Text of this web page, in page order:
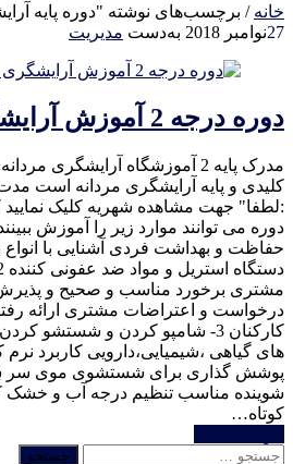
خانه / برچسب‌های نوشته "دوره پایه
27نوامبر 2018 به‌دست مدیریت
دوره درجه 2 آموزش آرایشگری مردانه
:لطفا" جهت مشاهده شهریه کلیک نمایید
حفاظت و بهداشت فردی آشنایی با انواع
مشتری برخورد مناسب و صحیح و
درخواست و اعتراضات مشتری ارائه
کارکنان 3- شامپو کردن و شستشو
های گیاهی ،شیمیایی،دارویی کاربرد
پوشش گذاری برای شستشوی موی سر
کوتاه…
جستجو